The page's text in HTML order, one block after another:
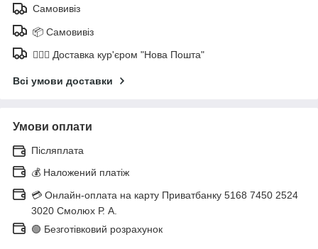
Самовивіз
📦 Самовивіз
🚶🏼‍♂️ Доставка кур'єром "Нова Пошта"
Всі умови доставки
Умови оплати
Післяплата
💰 Наложений платіж
💳 Онлайн-оплата на карту Приватбанку 5168 7450 2524
3020 Смолюх Р. А.
🟢 Безготівковий розрахунок